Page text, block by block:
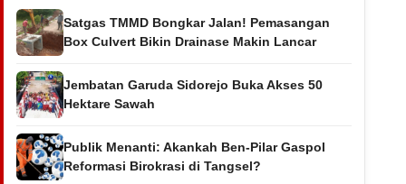
Satgas TMMD Bongkar Jalan! Pemasangan
Box Culvert Bikin Drainase Makin Lancar
Jembatan Garuda Sidorejo Buka Akses 50
Hektare Sawah
Publik Menanti: Akankah Ben-Pilar Gaspol
Reformasi Birokrasi di Tangsel?